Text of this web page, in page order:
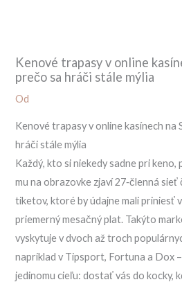
Kenové trapasy v online
prečo sa hráči stále mýlia
Od
Kenové trapasy v online kasínech na
hráči stále mýlia
Každý, kto si niekedy sadne pri keno,
mu na obrazovke zjaví 27‑členná sieť
tiketov, ktoré by údajne mali priniesť
priemerný mesačný plat. Takýto
vyskytuje v dvoch až troch
napríklad v Tipsport, Fortuna a Dox
jedinomu cieľu: dostať vás do kocky,